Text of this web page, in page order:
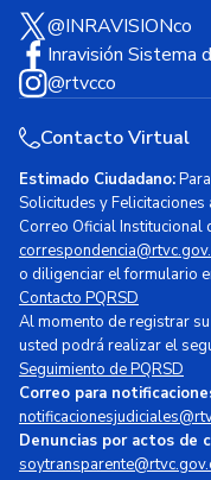
@INRAVISIONco
Inravisión Sistema
@rtvcco
Contacto Virtual
Estimado Ciudadano:
Solicitudes y
Correo Oficial Institucional
o diligenciar el formulario
Contacto PQRSD
Al momento de registrar
usted podrá realizar el
Seguimiento de PQRSD
Correo para
Denuncias por actos de